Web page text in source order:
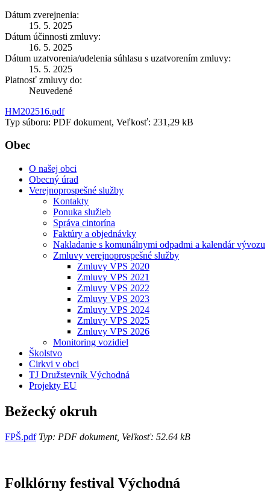
Dátum zverejnenia:
15. 5. 2025
Dátum účinnosti zmluvy:
16. 5. 2025
Dátum uzatvorenia/udelenia súhlasu s uzatvorením zmluvy:
15. 5. 2025
Platnosť zmluvy do:
Neuvedené
HM202516.pdf
Typ súboru: PDF dokument, Veľkosť: 231,29 kB
Obec
O našej obci
Obecný úrad
Verejnoprospešné služby
Kontakty
Ponuka služieb
Správa cintorína
Faktúry a objednávky
Nakladanie s komunálnymi odpadmi a kalendár vývozu
Zmluvy verejnoprospešné služby
Zmluvy VPS 2020
Zmluvy VPS 2021
Zmluvy VPS 2022
Zmluvy VPS 2023
Zmluvy VPS 2024
Zmluvy VPS 2025
Zmluvy VPS 2026
Monitoring vozidiel
Školstvo
Cirkvi v obci
TJ Družstevník Východná
Projekty EU
Bežecký okruh
FPŠ.pdfTyp: PDF dokument, Veľkosť: 52.64 kB
Folklórny festival Východná